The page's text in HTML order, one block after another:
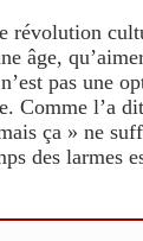
révolution
âge,
pas une
Comme l’a
ça » ne
des larmes